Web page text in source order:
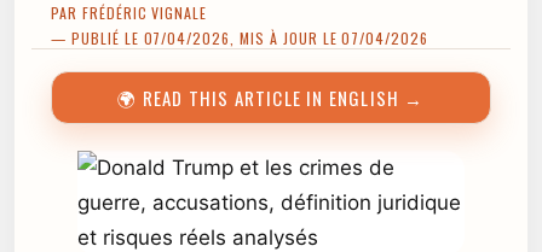
PAR FRÉDÉRIC VIGNALE
— PUBLIÉ LE 07/04/2026, MIS À JOUR LE 07/04/2026
🌍 READ THIS ARTICLE IN ENGLISH →